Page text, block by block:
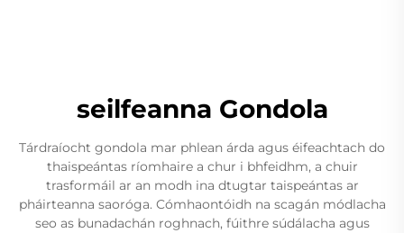
seilfeanna Gondola
Tárdraíocht gondola mar phlean árda agus éifeachtach do
thaispeántas ríomhaire a chur i bhfeidhm, a chuir
trasformáil ar an modh ina dtugtar taispeántas ar
pháirteanna saoróga. Cómhaontóidh na scagán módlacha
seo as bunadachán roghnach, fúithre súdálacha agus